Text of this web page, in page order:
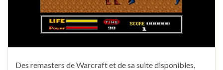
Des remasters de Warcraft et de sa suite disponibles,